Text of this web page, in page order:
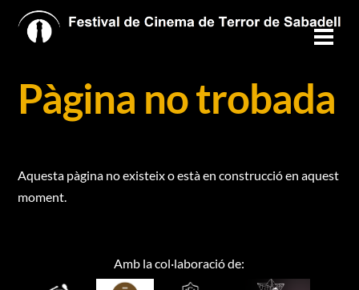
Pàgina no trobada
Aquesta pàgina no existeix o està en construcció en aquest
moment.
Amb la col·laboració de: